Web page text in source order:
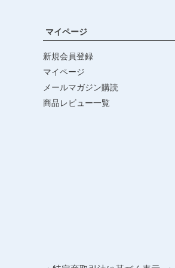
マイページ
新規会員登録
マイページ
メールマガジン購読
商品レビュー一覧